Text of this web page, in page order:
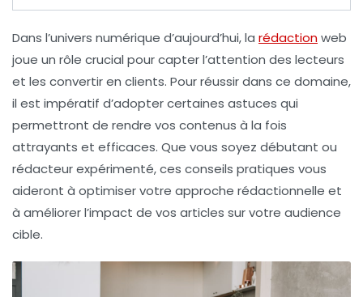
Dans l’univers numérique d’aujourd’hui,la rédactionweb
joue un rôle crucial pour capter l’attention des lecteurs
et les convertir en clients. Pour réussir dans ce domaine,
il est impératif d’adopter certaines astuces qui
permettront de rendre vos contenus à la fois
attrayants et efficaces. Que vous soyez débutant ou
rédacteur expérimenté, ces conseils pratiques vous
aideront à optimiser votre approche rédactionnelle et
à améliorer l’impact de vos articles sur votre audience
cible.